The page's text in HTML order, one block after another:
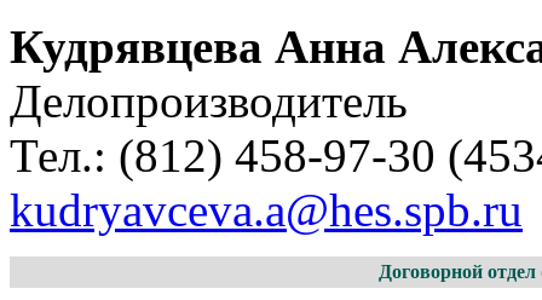
Кудрявцева Анна
Делопроизводитель
Тел.: (812) 458-97-30
kudryavceva.a@hes.spb.ru
Договорной